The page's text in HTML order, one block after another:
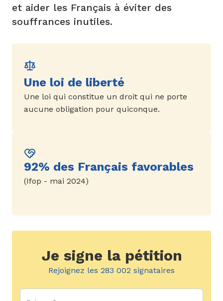
et aider les Français à éviter des
souffrances inutiles.
Une loi de liberté
Une loi qui constitue un droit qui ne porte
aucune obligation pour quiconque.
92% des Français favorables
(Ifop - mai 2024)
Je signe la pétition
Rejoignez les 283 002 signataires